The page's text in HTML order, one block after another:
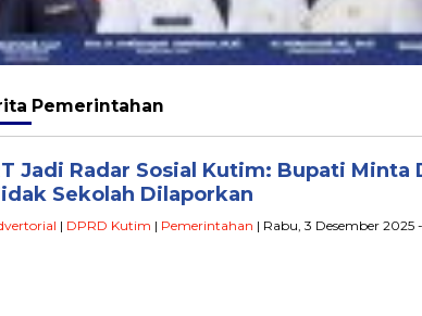
Pemerintahan
Jadi Radar Sosial Kutim: Bupati Minta
Sekolah Dilaporkan
| DPRD Kutim | Pemerintahan | Rabu, 3 Desember 2025